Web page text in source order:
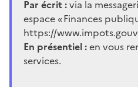
Par écrit :via la
espace « Finances
https://
En présentiel :en vous
services.